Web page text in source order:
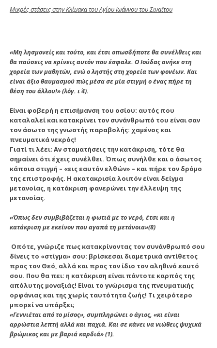
Μικρές στάσεις στην Κλίμακα του Αγίου Ιωάννου του Σιναϊτου
«Μη λησμονείς και τούτο, και έτσι οπωσδήποτε θα συνέλθεις και
θα παύσεις να κρίνεις αυτόν που έσφαλε. Ο Ιούδας ανήκε στη
χορεία των μαθητών, ενώ ο ληστής στη χορεία των φονέων. Και
είναι άξιο θαυμασμού πώς μέσα σε μία στιγμή ο ένας πήρε τη
θέση του άλλου!» (λόγ. ι΄ 4).
Είναι φοβερή η επισήμανση του οσίου: αυτός που
καταλαλεί και κατακρίνει τον συνάνθρωπό του είναι σαν
τον άσωτο της γνωστής παραβολής: χαμένος και
πνευματικά νεκρός!
Γιατί τι λέει; Αν σταματήσεις την κατάκριση, τότε θα
σημαίνει ότι έχεις συνέλθει. Όπως συνήλθε και ο άσωτος
κάποια στιγμή – «εις εαυτόν ελθών» – και πήρε τον δρόμο
της επιστροφής. Η ακατακρισία λοιπόν είναι δείγμα
μετανοίας, η κατάκριση φανερώνει την έλλειψη της
μετανοίας.
«Όπως δεν συμβιβάζεται η φωτιά με το νερό, έτσι και η
κατάκριση με εκείνον που αγαπά τη μετάνοια»(8)
Οπότε, γνώριζε πως κατακρίνοντας τον συνάνθρωπό σου
δίνεις το «στίγμα» σου: βρίσκεσαι διαμετρικά αντίθετος
προς τον Θεό, αλλά και προς τον ίδιο τον αληθινό εαυτό
σου. Που θα πει: η κατάκριση είναι πάντοτε καρπός της
απόλυτης μοναξιάς! Είναι το γνώρισμα της πνευματικής
ορφάνιας και της χωρίς ταυτότητα ζωής! Τι χειρότερο
μπορεί να υπάρξει;
«Γεννιέται από το μίσος», συμπληρώνει ο άγιος, «κι είναι
αρρώστια λεπτή αλλά και παχιά. Και σε κάνει να νιώθεις ψυχικά
βρώμικος και με βαριά καρδιά» (1).